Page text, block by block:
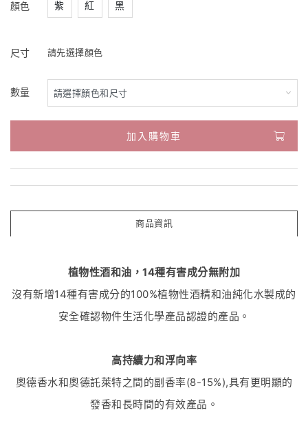
顏色 紫 紅 黑
尺寸 請先選擇顏色
數量
加入購物車
商品資訊
植物性酒和油，14種有害成分無附加
沒有新增14種有害成分的100%植物性酒精和油純化水製成的
安全確認物件生活化學產品認證的產品。
高持續力和浮向率
奧德香水和奧德託萊特之間的副香率(8-15%),具有更明顯的
發香和長時間的有效產品。